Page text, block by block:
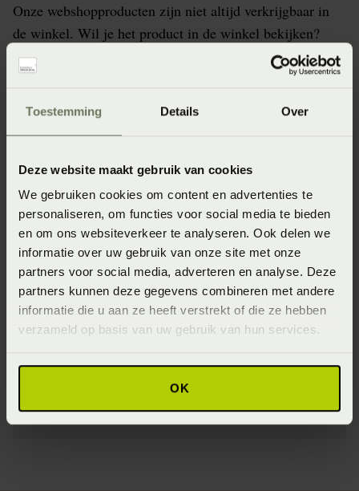
Toestemming Details Over
Deze website maakt gebruik van cookies
We gebruiken cookies om content en advertenties te
personaliseren, om functies voor social media te bieden
en om ons websiteverkeer te analyseren. Ook delen we
informatie over uw gebruik van onze site met onze
partners voor social media, adverteren en analyse. Deze
partners kunnen deze gegevens combineren met andere
informatie die u aan ze heeft verstrekt of die ze hebben
verzameld op basis van uw gebruik van hun services.
OK
Onze webshopproducten zijn niet altijd verkrijgbaar in
de winkel. Wil je het product in de winkel bekijken?
Informeer dan eerst naar de beschikbaarheid.
Artikelnummer
8714322251829
Wasinstructie
Wasvoorschrift: wassen op 40°C / 60°C (donkere kleuren)
60°C (lichte kleuren) of 90°C (wit)
Materiaal
Never Out of Stock (Vaste collectie)